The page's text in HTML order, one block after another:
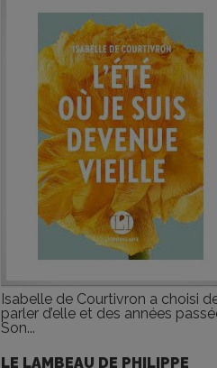
Isabelle de Courtivron a choisi
parler d’elle et des années
Son...
LE LAMBEAU DE PHILIPPE